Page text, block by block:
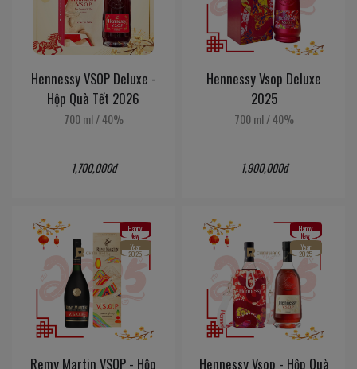
Hennessy VSOP Deluxe -
Hộp Quà Tết 2026
700 ml/40%
1,700,000đ
Hennessy Vsop Deluxe
2025
700 ml/40%
1,900,000đ
Happy
New
Year
2025
Remy Martin VSOP - Hộp
Happy
New
Year
2025
Hennessy Vsop - Hộp Quà